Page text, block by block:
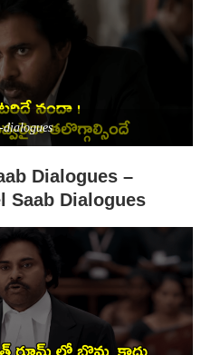
dialogues
Dialogues –
Saab Dialogues